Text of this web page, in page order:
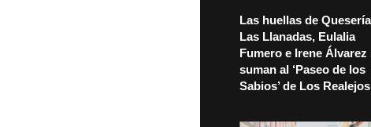
Las huellas de Quesería
Las Llanadas, Eulalia
Fumero e Irene Álvarez
suman al ‘Paseo de los
Sabios’ de Los Realejos